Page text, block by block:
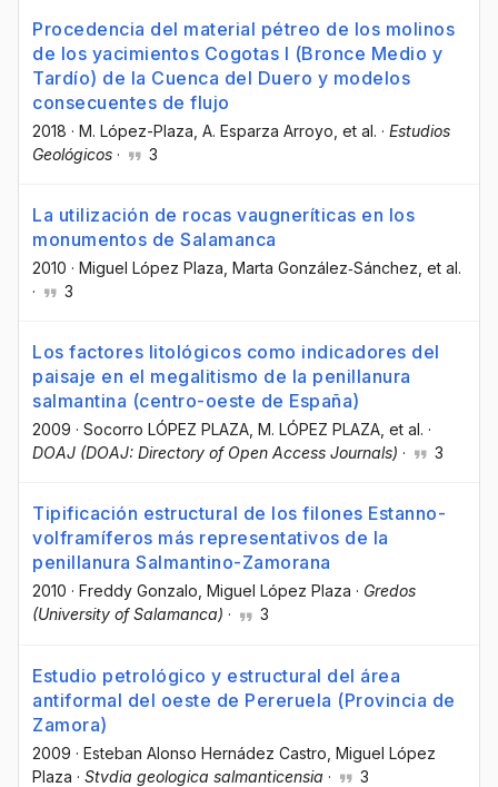
Procedencia del material pétreo de los molinos
de los yacimientos Cogotas I (Bronce Medio y
Tardío) de la Cuenca del Duero y modelos
consecuentes de flujo
2018 · M. López-Plaza , A. Esparza Arroyo , et al. · Estudios
Geológicos · 3
La utilización de rocas vaugneríticas en los
monumentos de Salamanca
2010 · Miguel López Plaza , Marta González‐Sánchez , et al.
·
3
Los factores litológicos como indicadores del
paisaje en el megalitismo de la penillanura
salmantina (centro-oeste de España)
2009 · Socorro LÓPEZ PLAZA , M. LÓPEZ PLAZA , et al. ·
DOAJ (DOAJ: Directory of Open Access Journals) · 3
Tipificación estructural de los filones Estanno-
volframíferos más representativos de la
penillanura Salmantino-Zamorana
2010 · Freddy Gonzalo, Miguel López Plaza · Gredos
(University of Salamanca) · 3
Estudio petrológico y estructural del área
antiformal del oeste de Pereruela (Provincia de
Zamora)
2009 · Esteban Alonso Hernádez Castro , Miguel López
Plaza · Stvdia geologica salmanticensia · 3